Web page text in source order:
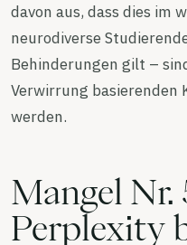
davon aus, dass dies im
neurodiverse
Behinderungen gilt –
Verwirrung basierenden
werden.
Mangel Nr.
Perplexity